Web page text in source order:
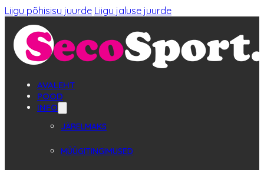
Liigu põhisisu juurde Liigu jaluse juurde
AVALEHT
POOD
INFO
JÄRELMAKS
MÜÜGITINGIMUSED